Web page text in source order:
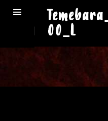
00_L